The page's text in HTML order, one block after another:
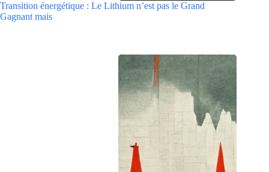
Transition énergétique : Le Lithium n’est pas le Grand
Gagnant mais